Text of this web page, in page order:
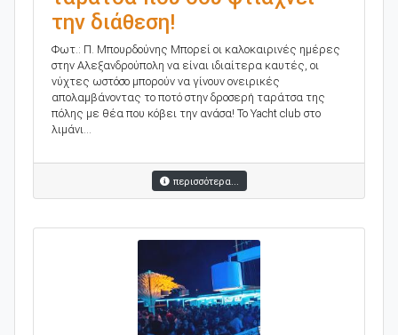
την διάθεση!
Φωτ.: Π. Μπουρδούνης Μπορεί οι καλοκαιρινές ημέρες
στην Αλεξανδρούπολη να είναι ιδιαίτερα καυτές, οι
νύχτες ωστόσο μπορούν να γίνουν ονειρικές
απολαμβάνοντας το ποτό στην δροσερή ταράτσα της
πόλης με θέα που κόβει την ανάσα! Το Yacht club στο
λιμάνι...
περισσότερα...